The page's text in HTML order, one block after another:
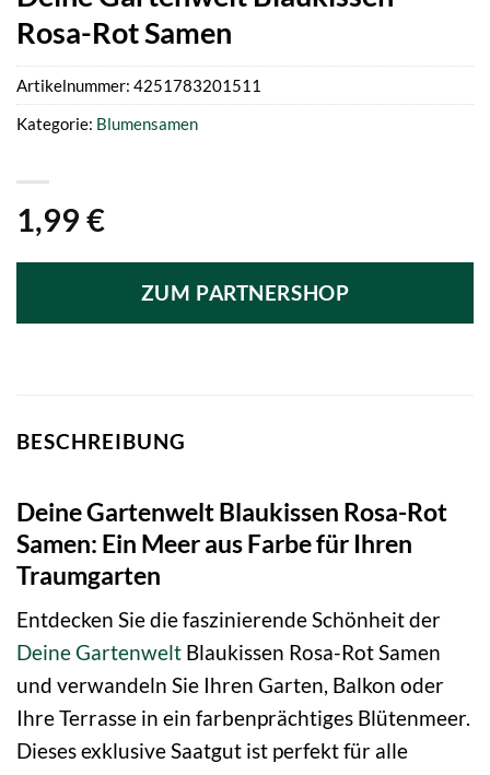
Rosa-Rot Samen
1,99 €
ZUM PARTNERSHOP
Artikelnummer: 4251783201511
Kategorie: Blumensamen
BESCHREIBUNG
Deine Gartenwelt Blaukissen Rosa-Rot
Samen: Ein Meer aus Farbe für Ihren
Traumgarten
Entdecken Sie die faszinierende Schönheit der
Deine Gartenwelt Blaukissen Rosa-Rot Samen
und verwandeln Sie Ihren Garten, Balkon oder
Ihre Terrasse in ein farbenprächtiges Blütenmeer.
Dieses exklusive Saatgut ist perfekt für alle